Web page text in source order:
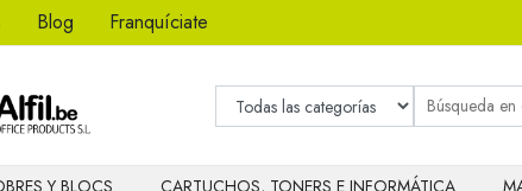
Blog Franquíciate